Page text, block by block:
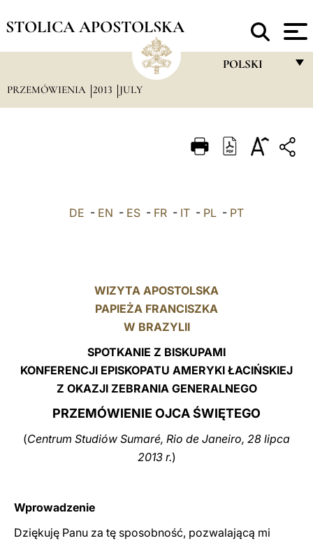
STOLICA APOSTOLSKA
POLSKI
ITALIANO
PRZEMÓWIENIA 2013 JULY
DE - EN - ES - FR - IT - PL - PT
WIZYTA APOSTOLSKA
PAPIEŻA FRANCISZKA
W BRAZYLII
SPOTKANIE Z BISKUPAMI
KONFERENCJI EPISKOPATU AMERYKI ŁACIŃSKIEJ
Z OKAZJI ZEBRANIA GENERALNEGO
PRZEMÓWIENIE OJCA ŚWIĘTEGO
(Centrum Studiów Sumaré, Rio de Janeiro, 28 lipca
2013 r.)
Wprowadzenie
Dziękuję Panu za tę sposobność, pozwalającą mi